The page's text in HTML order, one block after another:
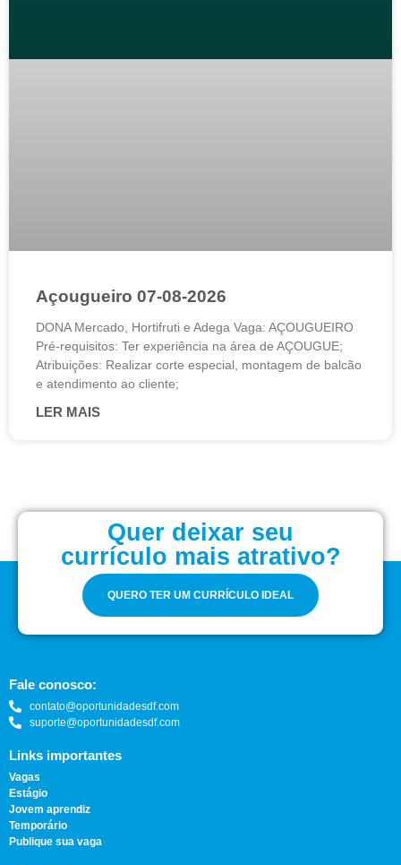
Açougueiro 07-08-2026
DONA Mercado, Hortifruti e Adega Vaga: AÇOUGUEIRO
Pré-requisitos: Ter experiência na área de AÇOUGUE;
Atribuições: Realizar corte especial, montagem de balcão
e atendimento ao cliente;
LER MAIS
Quer deixar seu
currículo mais atrativo?
QUERO TER UM CURRÍCULO IDEAL
Fale conosco:
contato@oportunidadesdf.com
suporte@oportunidadesdf.com
Links importantes
Vagas
Estágio
Jovem aprendiz
Temporário
Publique sua vaga